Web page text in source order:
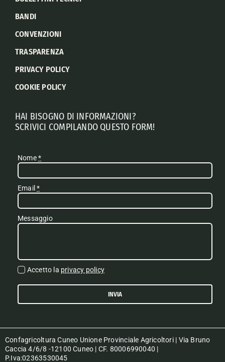
BANDI
CONVENZIONI
TRASPARENZA
PRIVACY POLICY
COOKIE POLICY
HAI BISOGNO DI INFORMAZIONI?
SCRIVICI COMPILANDO QUESTO FORM!
Nome*
Email*
Messaggio
Accetto la privacy policy
INVIA
Confagricoltura Cuneo Unione Provinciale Agricoltori | Via Bruno
Caccia 4/6/8 -12100 Cuneo | CF. 80006990040 |
P.Iva:02363530045